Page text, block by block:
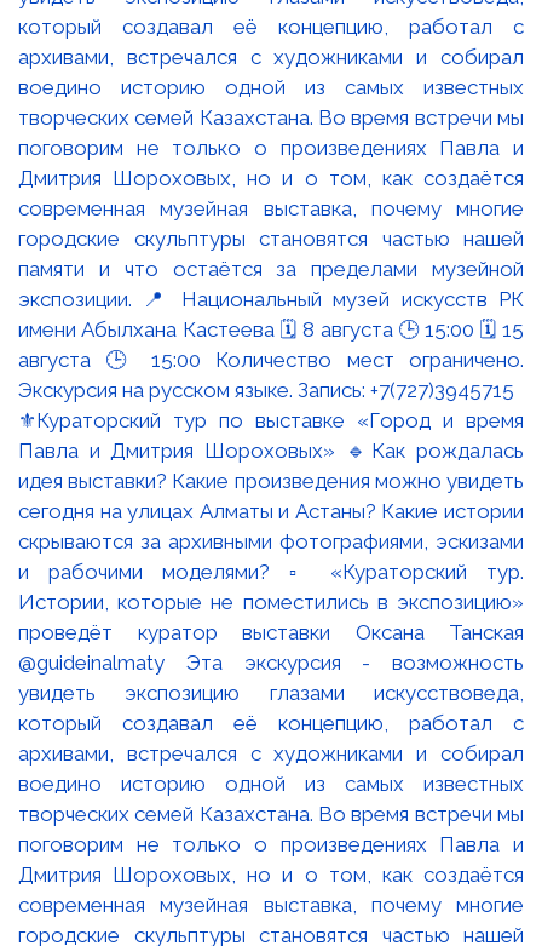
⚜️Кураторский тур по выставке «Город и время
Павла и Дмитрия Шороховых» 🔹Как рождалась
идея выставки? Какие произведения можно увидеть
сегодня на улицах Алматы и Астаны? Какие истории
скрываются за архивными фотографиями, эскизами
и рабочими моделями? ▫️ «Кураторский тур.
Истории, которые не поместились в экспозицию»
проведёт куратор выставки Оксана Танская
@guideinalmaty Эта экскурсия - возможность
увидеть экспозицию глазами искусствоведа,
который создавал её концепцию, работал с
архивами, встречался с художниками и собирал
воедино историю одной из самых известных
творческих семей Казахстана. Во время встречи мы
поговорим не только о произведениях Павла и
Дмитрия Шороховых, но и о том, как создаётся
современная музейная выставка, почему многие
городские скульптуры становятся частью нашей